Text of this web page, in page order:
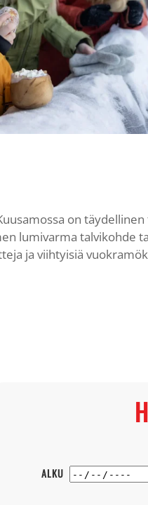
on
lumivarma talvikohde
ja viihtyisiä
ALKU